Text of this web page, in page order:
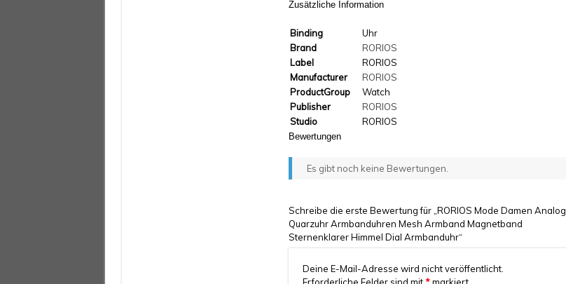
Zusätzliche Information
Binding
Uhr
Brand
RORIOS
Label
RORIOS
Manufacturer
RORIOS
ProductGroup
Watch
Publisher
RORIOS
Studio
RORIOS
Bewertungen
Es gibt noch keine Bewertungen.
Schreibe die erste Bewertung für „RORIOS Mode Damen Analog
Quarzuhr Armbanduhren Mesh Armband Magnetband
Sternenklarer Himmel Dial Armbanduhr“
Deine E-Mail-Adresse wird nicht veröffentlicht.